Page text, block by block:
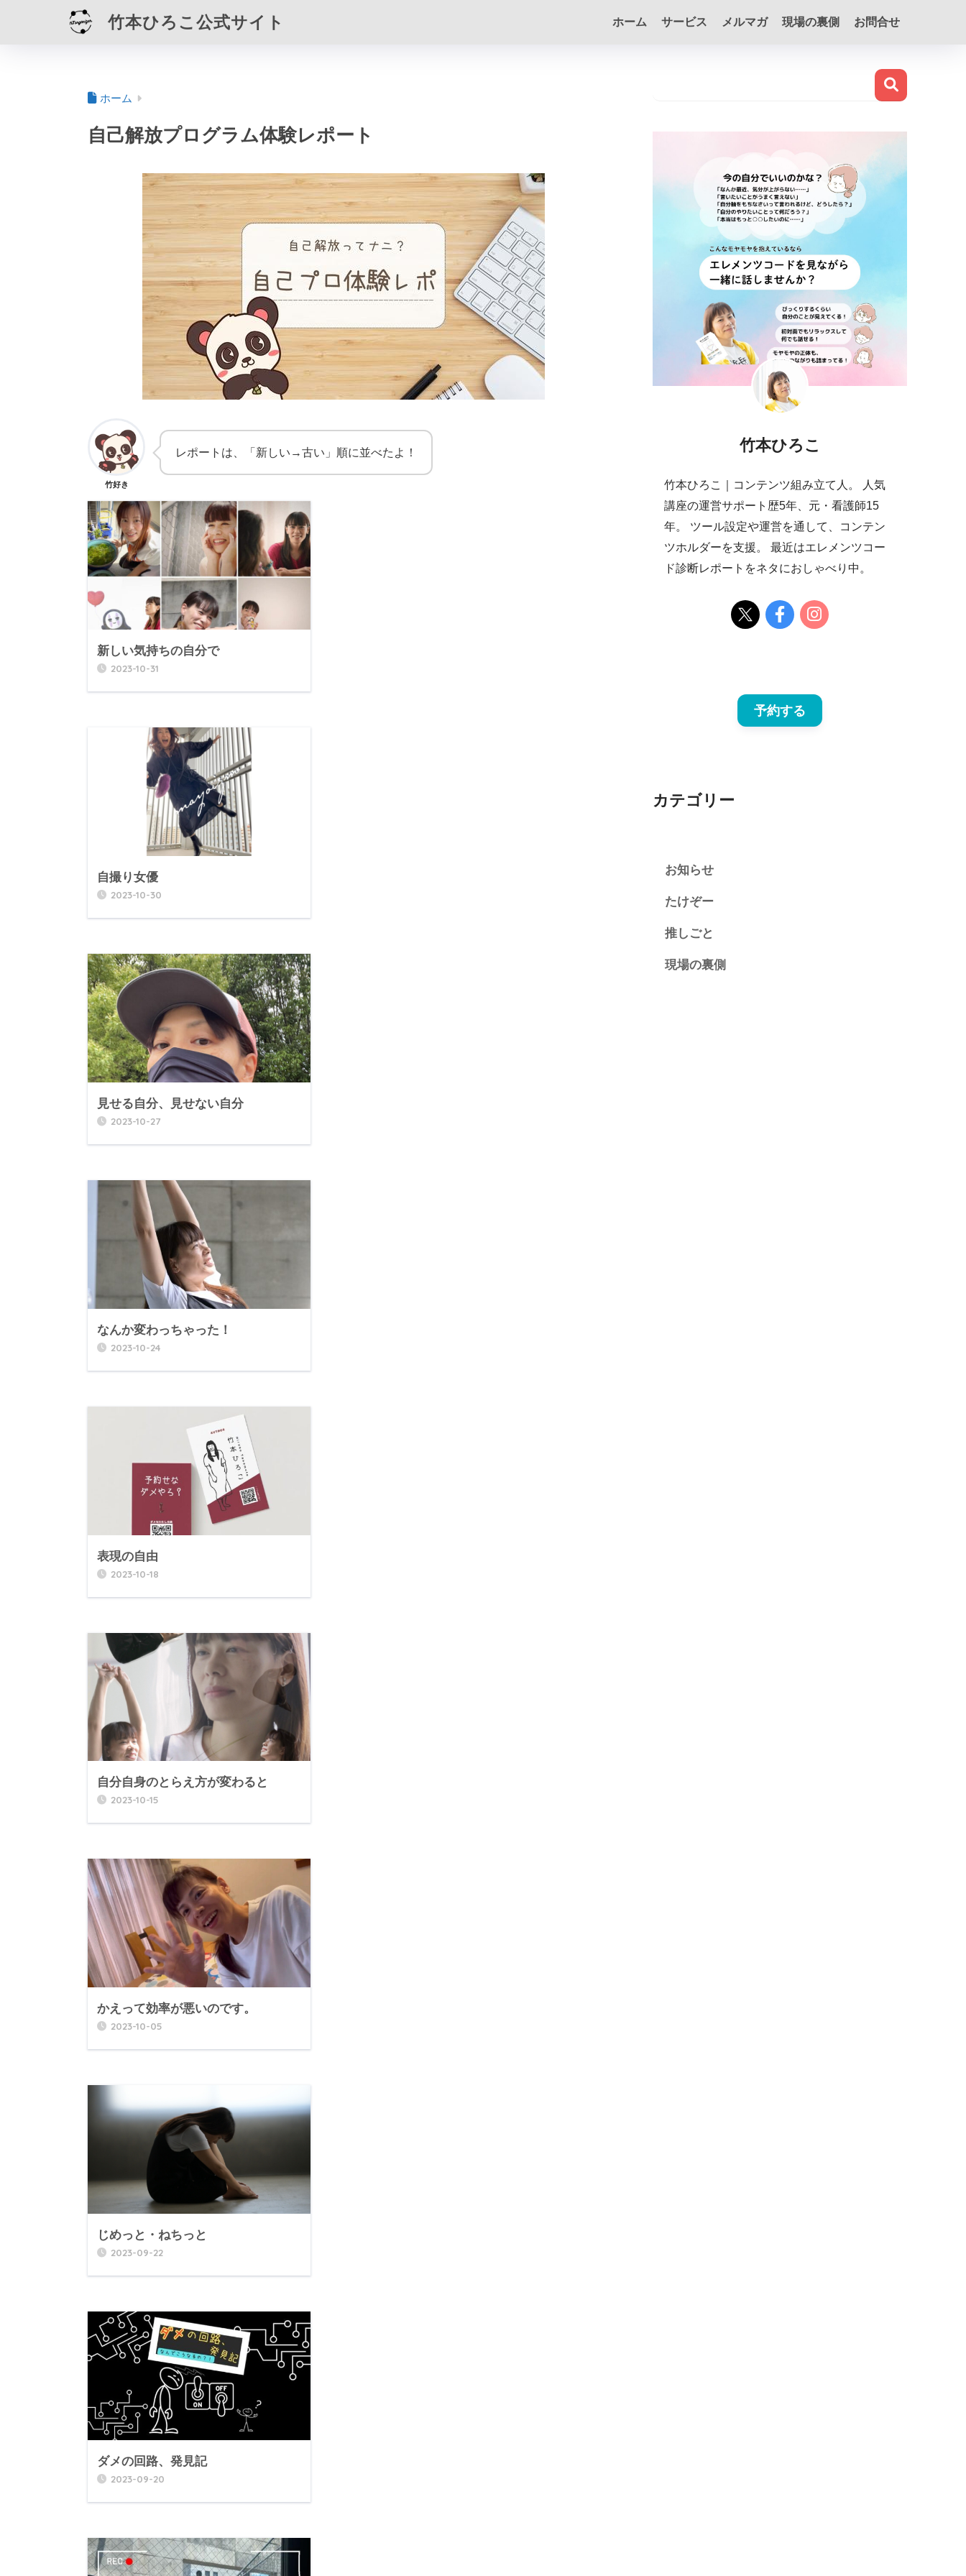
竹本ひろこ公式サイト ホーム サービス メルマガ 現場の裏側 お問合せ
ホーム
自己解放プログラム体験レポート
竹好き
レポートは、「新しい→古い」順に並べたよ！
新しい気持ちの自分で
2023-10-31
自撮り女優
2023-10-30
見せる自分、見せない自分
2023-10-27
なんか変わっちゃった！
2023-10-24
表現の自由
2023-10-18
自分自身のとらえ方が変わると
2023-10-15
かえって効率が悪いのです。
2023-10-05
じめっと・ねちっと
2023-09-22
ダメの回路、発見記
2023-09-20
竹本ひろこ
竹本ひろこ｜コンテンツ組み立て人。 人気
講座の運営サポート歴5年、元・看護師15
年。 ツール設定や運営を通して、コンテン
ツホルダーを支援。 最近はエレメンツコー
ド診断レポートをネタにおしゃべり中。
予約する
カテゴリー
お知らせ
たけぞー
推しごと
現場の裏側